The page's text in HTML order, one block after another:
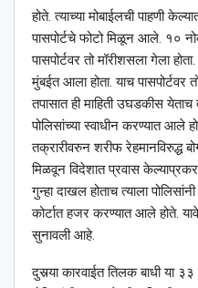
होते. त्याच्या मोबाईलची पाहणी
पासपोर्टचे फोटो मिळून आले. १०
पासपोर्टवर तो मॉरीशसला गेला
मुंबईत आला होता. याच पासपोर्टवर
तपासात ही माहिती उघडकीस येताच
पोलिसांच्या स्वाधीन करण्यात आले
तक्रारीवरुन शरीफ रेहमानविरुद्ध
मिळवून विदेशात प्रवास
गुन्हा दाखल होताच त्याला
कोर्टात हजर करण्यात आले होते.
सुनावली आहे.
दुसर्‍या कारवाईत तिलक बाधी या ३३